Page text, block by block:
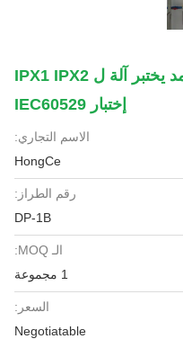
متنقّل شاقوليّ قطرة مطر يصمد يختبر آلة ل IPX1 IPX2
إختبار IEC60529
الاسم التجاري:
HongCe
رقم الطراز:
DP-1B
الـ MOQ:
السعر:
Negotiatable